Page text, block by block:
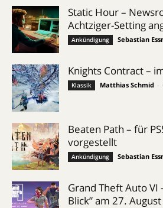
Static Hour –
Achtziger-Setting
Ankündigung Sebastian
Knights Contract –
Klassik Matthias Schmid
Beaten Path – für
vorgestellt
Ankündigung Sebastian
Grand Theft Auto VI
Blick” am 27. August